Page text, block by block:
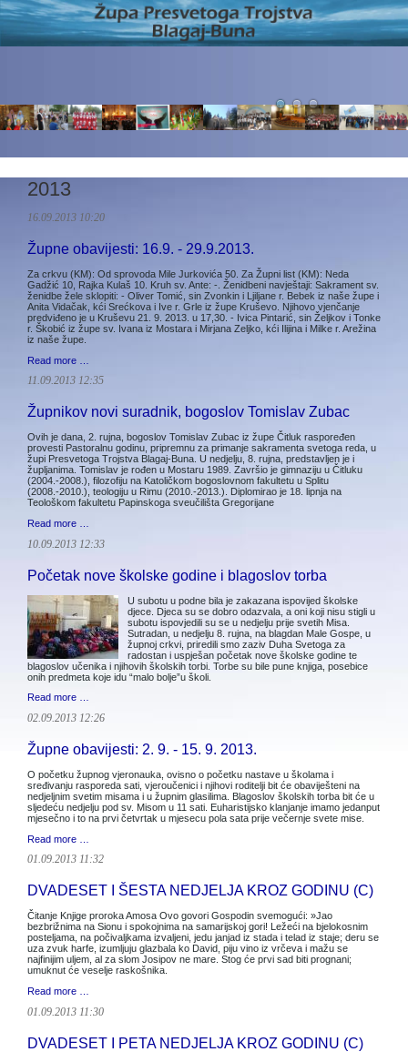
2013
16.09.2013 10:20
Župne obavijesti: 16.9. - 29.9.2013.
Za crkvu (KM): Od sprovoda Mile Jurkovića 50. Za Župni list (KM): Neda
Gadžić 10, Rajka Kulaš 10. Kruh sv. Ante: -. Ženidbeni navještaji: Sakrament sv.
ženidbe žele sklopiti: - Oliver Tomić, sin Zvonkin i Ljiljane r. Bebek iz naše župe i
Anita Vidačak, kći Srećkova i Ive r. Grle iz župe Kruševo. Njihovo vjenčanje
predviđeno je u Kruševu 21. 9. 2013. u 17,30. - Ivica Pintarić, sin Željkov i Tonke
r. Škobić iz župe sv. Ivana iz Mostara i Mirjana Zeljko, kći Ilijina i Milke r. Arežina
iz naše župe.
Read more …
11.09.2013 12:35
Župnikov novi suradnik, bogoslov Tomislav Zubac
Ovih je dana, 2. rujna, bogoslov Tomislav Zubac iz župe Čitluk raspoređen
provesti Pastoralnu godinu, pripremnu za primanje sakramenta svetoga reda, u
župi Presvetoga Trojstva Blagaj-Buna. U nedjelju, 8. rujna, predstavljen je i
župljanima. Tomislav je rođen u Mostaru 1989. Završio je gimnaziju u Čitluku
(2004.-2008.), filozofiju na Katoličkom bogoslovnom fakultetu u Splitu
(2008.-2010.), teologiju u Rimu (2010.-2013.). Diplomirao je 18. lipnja na
Teološkom fakultetu Papinskoga sveučilišta Gregorijane
Read more …
10.09.2013 12:33
Početak nove školske godine i blagoslov torba
U subotu u podne bila je zakazana ispovijed školske
djece. Djeca su se dobro odazvala, a oni koji nisu stigli u
subotu ispovjedili su se u nedjelju prije svetih Misa.
Sutradan, u nedjelju 8. rujna, na blagdan Male Gospe, u
župnoj crkvi, priredili smo zaziv Duha Svetoga za
radostan i uspješan početak nove školske godine te
blagoslov učenika i njihovih školskih torbi. Torbe su bile pune knjiga, posebice
onih predmeta koje idu “malo bolje”u školi.
Read more …
02.09.2013 12:26
Župne obavijesti: 2. 9. - 15. 9. 2013.
O početku župnog vjeronauka, ovisno o početku nastave u školama i
sređivanju rasporeda sati, vjeroučenici i njihovi roditelji bit će obaviješteni na
nedjeljnim svetim misama i u župnim glasilima. Blagoslov školskih torba bit će u
sljedeću nedjelju pod sv. Misom u 11 sati. Euharistijsko klanjanje imamo jedanput
mjesečno i to na prvi četvrtak u mjesecu pola sata prije večernje svete mise.
Read more …
01.09.2013 11:32
DVADESET I ŠESTA NEDJELJA KROZ GODINU (C)
Čitanje Knjige proroka Amosa Ovo govori Gospodin svemogući: »Jao
bezbrižnima na Sionu i spokojnima na samarijskoj gori! Ležeći na bjelokosnim
posteljama, na počivaljkama izvaljeni, jedu janjad iz stada i telad iz staje; deru se
uza zvuk harfe, izumljuju glazbala ko David, piju vino iz vrčeva i mažu se
najfinijim uljem, al za slom Josipov ne mare. Stog će prvi sad biti prognani;
umuknut će veselje raskošnika.
Read more …
01.09.2013 11:30
DVADESET I PETA NEDJELJA KROZ GODINU (C)